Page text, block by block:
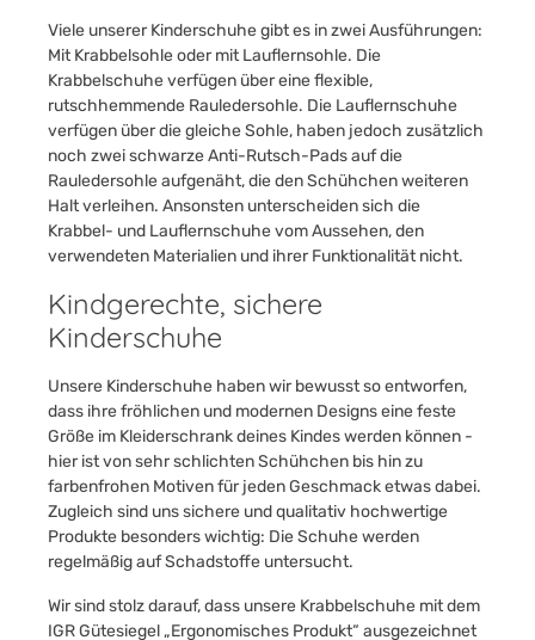
Viele unserer Kinderschuhe gibt es in zwei Ausführungen:
Mit Krabbelsohle oder mit Lauflernsohle. Die
Krabbelschuhe verfügen über eine flexible,
rutschhemmende Rauledersohle. Die Lauflernschuhe
verfügen über die gleiche Sohle, haben jedoch zusätzlich
noch zwei schwarze Anti-Rutsch-Pads auf die
Rauledersohle aufgenäht, die den Schühchen weiteren
Halt verleihen. Ansonsten unterscheiden sich die
Krabbel- und Lauflernschuhe vom Aussehen, den
verwendeten Materialien und ihrer Funktionalität nicht.
Kindgerechte, sichere
Kinderschuhe
Unsere Kinderschuhe haben wir bewusst so entworfen,
dass ihre fröhlichen und modernen Designs eine feste
Größe im Kleiderschrank deines Kindes werden können -
hier ist von sehr schlichten Schühchen bis hin zu
farbenfrohen Motiven für jeden Geschmack etwas dabei.
Zugleich sind uns sichere und qualitativ hochwertige
Produkte besonders wichtig: Die Schuhe werden
regelmäßig auf Schadstoffe untersucht.
Wir sind stolz darauf, dass unsere Krabbelschuhe mit dem
IGR Gütesiegel „Ergonomisches Produkt“ ausgezeichnet